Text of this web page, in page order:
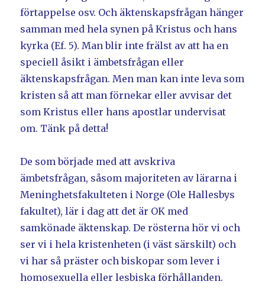
förtappelse osv. Och äktenskapsfrågan hänger
samman med hela synen på Kristus och hans
kyrka (Ef. 5). Man blir inte frälst av att ha en
speciell åsikt i ämbetsfrågan eller
äktenskapsfrågan. Men man kan inte leva som
kristen så att man förnekar eller avvisar det
som Kristus eller hans apostlar undervisat
om. Tänk på detta!
De som började med att avskriva
ämbetsfrågan, såsom majoriteten av lärarna i
Meninghetsfakulteten i Norge (Ole Hallesbys
fakultet), lär i dag att det är OK med
samkönade äktenskap. De rösterna hör vi och
ser vi i hela kristenheten (i väst särskilt) och
vi har så präster och biskopar som lever i
homosexuella eller lesbiska förhållanden.